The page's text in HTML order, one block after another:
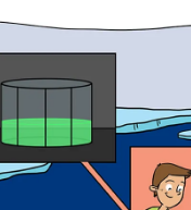
s
f
o
r
s
a
n